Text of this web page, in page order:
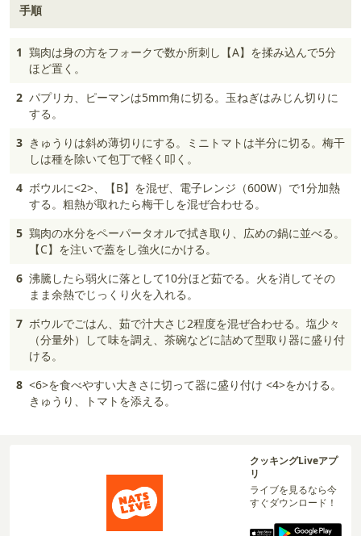
手順
1 鶏肉は身の方をフォークで数か所刺し【A】を揉み込んで5分
ほど置く。
2 パプリカ、ピーマンは5mm角に切る。玉ねぎはみじん切りに
する。
3 きゅうりは斜め薄切りにする。ミニトマトは半分に切る。梅干
しは種を除いて包丁で軽く叩く。
4 ボウルに<2>、【B】を混ぜ、電子レンジ（600W）で1分加熱
する。粗熱が取れたら梅干しを混ぜ合わせる。
5 鶏肉の水分をペーパータオルで拭き取り、広めの鍋に並べる。
【C】を注いで蓋をし強火にかける。
6 沸騰したら弱火に落として10分ほど茹でる。火を消してその
まま余熱でじっくり火を入れる。
7 ボウルでごはん、茹で汁大さじ2程度を混ぜ合わせる。塩少々
（分量外）して味を調え、茶碗などに詰めて型取り器に盛り付
ける。
8 <6>を食べやすい大きさに切って器に盛り付け <4>をかける。
きゅうり、トマトを添える。
クッキングLiveアプ
リ
ライブを見るなら今
すぐダウンロード！